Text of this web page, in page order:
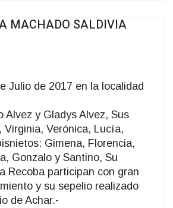
MACHADO SALDIVIA
Julio de 2017 en la localidad
Alvez y Gladys Alvez, Sus
Virginia, Verónica, Lucía,
Gimena, Florencia,
Gonzalo y Santino, Su
Recoba participan con gran
y su sepelio realizado
de Achar.-